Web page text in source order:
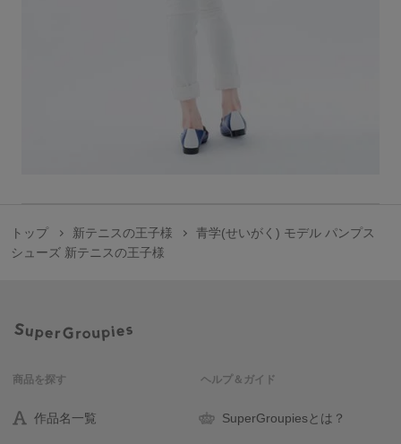
トップ 新テニスの王子様
青学(せいがく) モデル パンプス
シューズ 新テニスの王子様
商品を探す
作品名一覧
ヘルプ＆ガイド
SuperGroupiesとは？